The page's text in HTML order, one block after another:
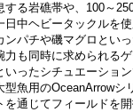
する岩礁帯や、100～
日中ヘビータックルを
ンパチや磯マグロとい
も同時に求められるゲ
いったシチュエーショ
型魚用のOceanArrowシ
を通じてフィールドを